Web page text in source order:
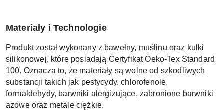
Materiały i Technologie
Produkt został wykonany z bawełny, muślinu oraz kulki
silikonowej, które posiadają Certyfikat Oeko-Tex Standard
100. Oznacza to, że materiały są wolne od szkodliwych
substancji takich jak pestycydy, chlorofenole,
formaldehydy, barwniki alergizujące, zabronione barwniki
azowe oraz metale ciężkie.